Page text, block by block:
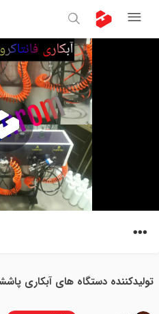
تولیدکننده دستگاه های آبکاری پاششی